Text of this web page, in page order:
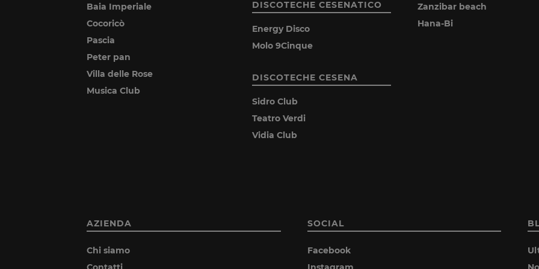
Baia Imperiale
Cocoricò
Pascia
Peter pan
Villa delle Rose
Musica Club
DISCOTECHE CESENATICO
Energy Disco
Molo 9Cinque
DISCOTECHE CESENA
Sidro Club
Teatro Verdi
Vidia Club
Zanzibar beach
Hana-Bi
AZIENDA
Chi siamo
SOCIAL
Facebook